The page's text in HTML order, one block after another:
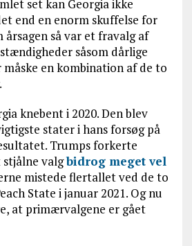
set kan Georgia ikke
end en enorm skuffelse for
årsagen så var et fravalg af
såsom dårlige
en kombination af de to
knebent i 2020. Den blev
stater i hans forsøg på
Trumps forkerte
stjålne valgbidrog meget vel
mistede flertallet ved de to
State i januar 2021. Og nu
at primærvalgene er gået